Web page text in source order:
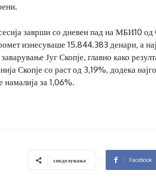
заврши со дневен пад на МБИ10
изнесуваше 15.844.383 денари, а
Југ Скопје, главно како
Скопје со раст од 3,19%, додека
намалија за 1,06%.
споделување Facebook